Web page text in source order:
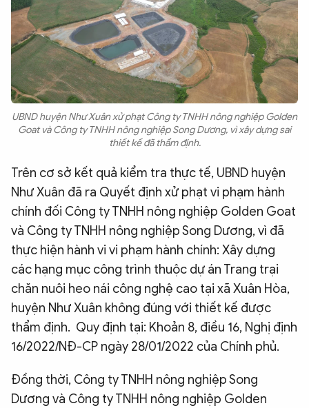
UBND huyện Như Xuân xử phạt Công ty TNHH nông nghiệp Golden
Goat và Công ty TNHH nông nghiệp Song Dương, vì xây dựng sai
thiết kế đã thẩm định.
Trên cơ sở kết quả kiểm tra thực tế, UBND huyện
Như Xuân đã ra Quyết định xử phạt vi phạm hành
chính đối Công ty TNHH nông nghiệp Golden Goat
và Công ty TNHH nông nghiệp Song Dương, vì đã
thực hiện hành vi vi phạm hành chính: Xây dựng
các hạng mục công trình thuộc dự án Trang trại
chăn nuôi heo nái công nghệ cao tại xã Xuân Hòa,
huyện Như Xuân không đúng với thiết kế được
thẩm định. Quy định tại: Khoản 8, điều 16, Nghị định
16/2022/NĐ-CP ngày 28/01/2022 của Chính phủ.
Đồng thời, Công ty TNHH nông nghiệp Song
Dương và Công ty TNHH nông nghiệp Golden